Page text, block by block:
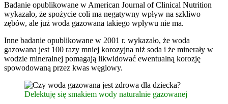
Badanie opublikowane w American Journal of Clinical Nutrition
wykazało, że spożycie coli ma negatywny wpływ na szkliwo
zębów, ale już woda gazowana takiego wpływu nie ma.
Inne badanie opublikowane w 2001 r. wykazało, że woda
gazowana jest 100 razy mniej korozyjna niż soda i że minerały w
wodzie mineralnej pomagają likwidować ewentualną korozję
spowodowaną przez kwas węglowy.
Delektuję się smakiem wody naturalnie gazowanej